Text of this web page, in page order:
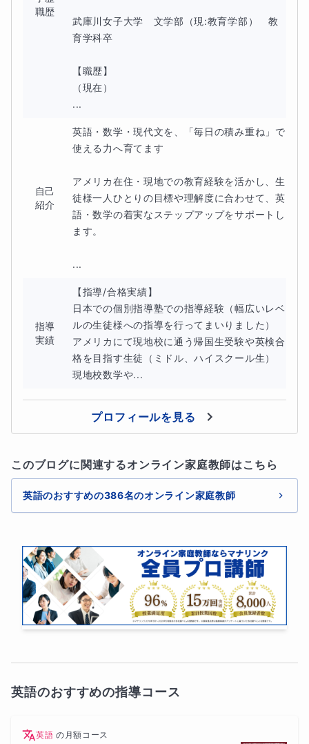
職歴
武庫川女子大学　文学部（現:教育学部）　教
育学科卒
【職歴】
（現在）
...
自己
紹介
英語・数学・現代文を、「毎日の積み重ね」で
使える力へ育てます
アメリカ在住・現地での教育経験を活かし、生
徒様一人ひとりの目標や理解度に合わせて、英
語・数学の着実なステップアップをサポートし
ます。
...
指導
実績
【指導/合格実績】
日本での個別指導塾での指導経験（幅広いレベ
ルの生徒様への指導を行ってまいりました）
アメリカにて現地校に通う帰国生受験や英検合
格を目指す生徒（ミドル、ハイスクール生）
現地校数学や...
プロフィールを見る
このブログに関連するオンライン家庭教師はこちら
英語のおすすめの386名のオンライン家庭教師
英語のおすすめの指導コース
英語 の 月額コース